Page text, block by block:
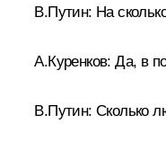
В.Путин: На
А.Куренков: Да, в
В.Путин: Сколько